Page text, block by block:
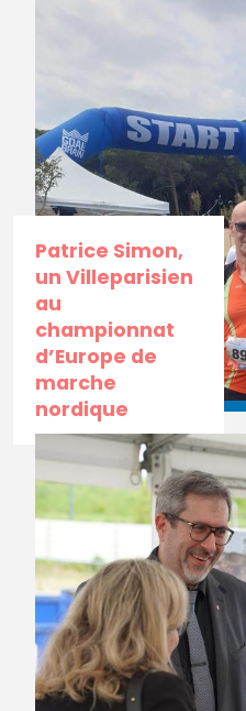
Patrice Simon,
un Villeparisien
au
championnat
d’Europe de
marche
nordique